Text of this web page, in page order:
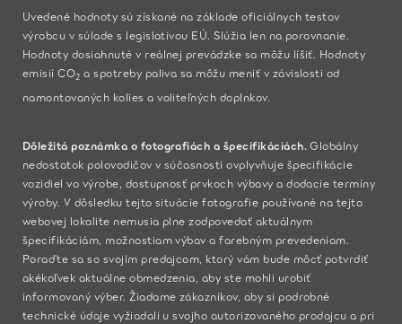
Uvedené hodnoty sú získané na základe oficiálnych testov
výrobcu v súlade s legislatívou EÚ. Slúžia len na porovnanie.
Hodnoty dosiahnuté v reálnej prevádzke sa môžu líšiť. Hodnoty
emisií CO2 a spotreby paliva sa môžu meniť v závislosti od
namontovaných kolies a voliteľných doplnkov.
Dôležitá poznámka o fotografiách a špecifikáciách.Globálny
nedostatok polovodičov v súčasnosti ovplyvňuje špecifikácie
vozidiel vo výrobe, dostupnosť prvkoch výbavy a dodacie termíny
výroby. V dôsledku tejto situácie fotografie používané na tejto
webovej lokalite nemusia plne zodpovedať aktuálnym
špecifikáciám, možnostiam výbav a farebným prevedeniam.
Poraďte sa so svojím predajcom, ktorý vám bude môcť potvrdiť
akékoľvek aktuálne obmedzenia, aby ste mohli urobiť
informovaný výber. Žiadame zákazníkov, aby si podrobné
technické údaje vyžiadali u svojho autorizovaného prodajcu a pri